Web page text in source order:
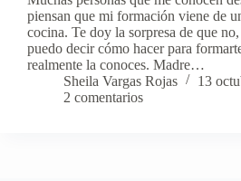
piensan que mi formación viene de
cocina. Te doy la sorpresa de que
puedo decir cómo hacer para
realmente la conoces. Madre…
Sheila Vargas Rojas
13
2 comentarios